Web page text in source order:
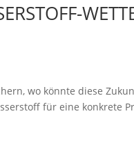
wo könnte diese
für eine konkrete